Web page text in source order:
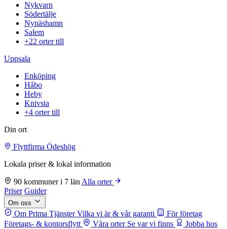
Nykvarn
Södertälje
Nynäshamn
Salem
+22 orter till
Uppsala
Enköping
Håbo
Heby
Knivsta
+4 orter till
Din ort
Flyttfirma Ödeshög
Lokala priser & lokal information
90 kommuner i 7 län Alla orter
Priser Guider
Om oss
Om Prima Tjänster Vilka vi är & vår garanti
För företag
Företags- & kontorsflytt
Våra orter Se var vi finns
Jobba hos